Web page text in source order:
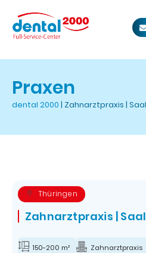
Praxen
dental 2000 | Zahnarztpraxis |
Thüringen
Zahnarztpraxis |
150-200 m² Zahnarztpraxis